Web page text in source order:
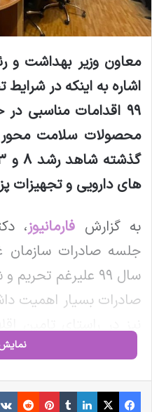
معاون وزیر بهداشت و
اشاره به اینکه در
۹۹ اقدامات مناسبی
محصولات سلامت
های دارویی و تجهیزات
به گزارش فارمانیوز،
جلسه صادرات سازمان
سال ۹۹ علیرغم
صادرات بسیار اهمیت
نیز در راستای تامین
کرونا انجام شد که
کشور خدمت کردند،
فیس بوک X لینکدین ‫تامبلر ‫پین‌ترست ‫رددیت